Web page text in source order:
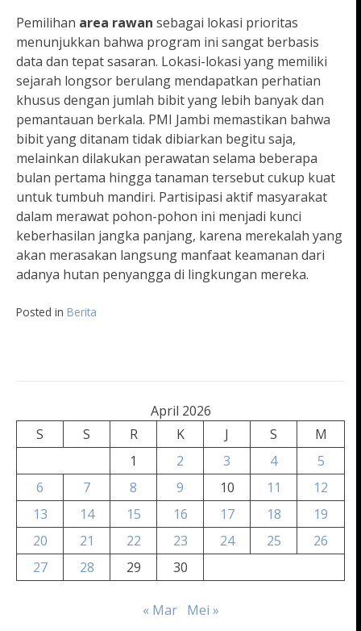
Pemilihan area rawan sebagai lokasi prioritas
menunjukkan bahwa program ini sangat berbasis
data dan tepat sasaran. Lokasi-lokasi yang memiliki
sejarah longsor berulang mendapatkan perhatian
khusus dengan jumlah bibit yang lebih banyak dan
pemantauan berkala. PMI Jambi memastikan bahwa
bibit yang ditanam tidak dibiarkan begitu saja,
melainkan dilakukan perawatan selama beberapa
bulan pertama hingga tanaman tersebut cukup kuat
untuk tumbuh mandiri. Partisipasi aktif masyarakat
dalam merawat pohon-pohon ini menjadi kunci
keberhasilan jangka panjang, karena merekalah yang
akan merasakan langsung manfaat keamanan dari
adanya hutan penyangga di lingkungan mereka.
Posted in Berita
April 2026
S
S R K J S
M
1
2 3 4
5
6
7 8 9 10 11
12
13
14 15 16 17 18
19
20
21 22 23 24 25
26
27
28 29 30
« Mar Mei »